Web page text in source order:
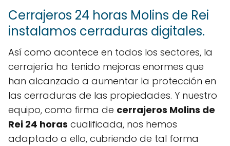
Cerrajeros 24 horas Molins de Rei
instalamos cerraduras digitales.
Así como acontece en todos los sectores, la
cerrajería ha tenido mejoras enormes que
han alcanzado a aumentar la protección en
las cerraduras de las propiedades. Y nuestro
equipo, como firma de cerrajeros Molins de
Rei 24 horas cualificada, nos hemos
adaptado a ello, cubriendo de tal forma